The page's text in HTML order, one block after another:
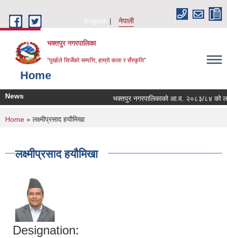
English
नेपाली
भक्तपुर नगरपालिका
"पूर्खाले सिर्जेको सम्पत्ति, हाम्रो कला र सँस्कृति"
Home
News भक्तपुर नगरपालिकाको आ.व. २०८३/८४ को
You are here
Home » लक्ष्मीप्रसाद हयाै‍मिखा
लक्ष्मीप्रसाद हयाै‍मिखा
Designation: